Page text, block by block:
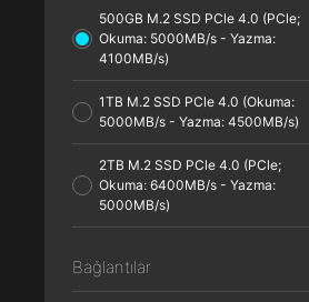
500GB M.2 SSD PCle 4.0 (PCle;
Okuma: 5000MB/s - Yazma:
4100MB/s)
1TB M.2 SSD PCle 4.0 (Okuma:
5000MB/s - Yazma: 4500MB/s)
2TB M.2 SSD PCle 4.0 (PCle;
Okuma: 6400MB/s - Yazma:
5000MB/s)
Bağlantılar